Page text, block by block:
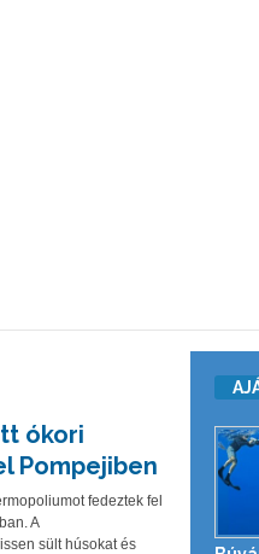
ókori
Pompejiben
fedeztek fel
A
sült húsokat és